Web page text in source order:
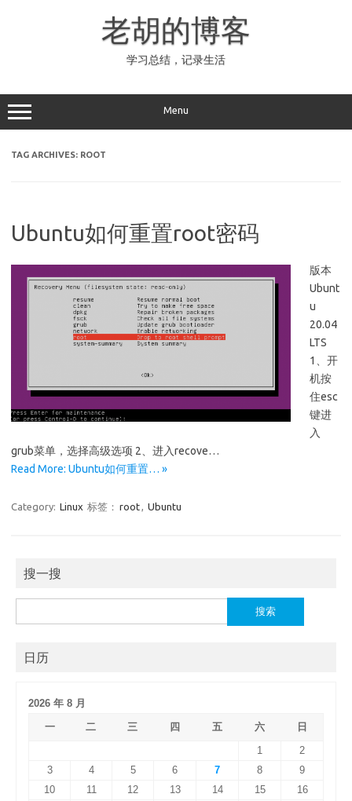
老胡的博客
学习总结，记录生活
Menu
TAG ARCHIVES: ROOT
Ubuntu如何重置root密码
版本
Ubunt
u
20.04
LTS
1、开
机按
住esc
键进
入
grub菜单，选择高级选项 2、进入recove…
Read More: Ubuntu如何重置… »
Category: Linux 标签： root, Ubuntu
搜一搜
索：
日历
2026 年 8 月
一
二 三 四 五 六
日
1
2
3
4 5 6 7 8
9
10
11 12 13 14 15
16